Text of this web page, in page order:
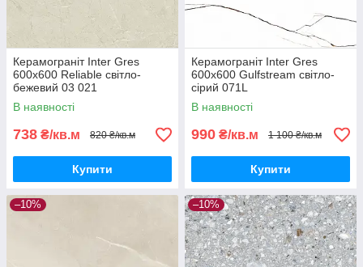
Керамограніт Inter Gres
600x600 Reliable світло-
бежевий 03 021
В наявності
738 ₴/кв.м 820 ₴/кв.м
Купити
Керамограніт Inter Gres
600x600 Gulfstream світло-
сірий 071L
В наявності
990 ₴/кв.м 1 100 ₴/кв.м
Купити
–10% –10%